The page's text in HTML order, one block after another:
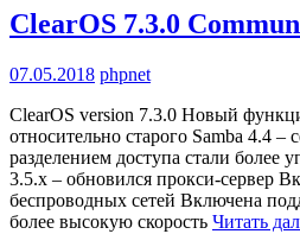
ClearOS 7.3.0
07.05.2018 phpnet
ClearOS version 7.3.0 Новый
относительно старого Samba 4.4 –
разделением доступа стали более
3.5.x – обновился прокси-сервер
беспроводных сетей Включена
более высокую скорость Читать